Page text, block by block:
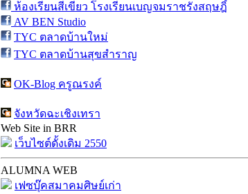
ห้องเรียนสีเขียว โรงเรียนเบญจมราชรังสฤษฎิ์
AV BEN Studio
TYC ตลาดบ้านใหม่
TYC ตลาดบ้านสุขสำราญ
OK-Blog ครูณรงค์
จังหวัดฉะเชิงเทรา
Web Site in BRR
เว็บไซต์ดั้งเดิม 2550
ALUMNA WEB
เฟซบุ๊คสมาคมศิษย์เก่า